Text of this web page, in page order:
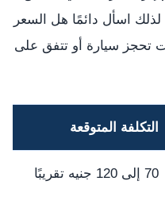
لذلك اسأل دائمًا هل السعر
تحجز سيارة أو تتفق على
التكلفة المتوقعة
70 إلى 120 جنيه تقريبًا